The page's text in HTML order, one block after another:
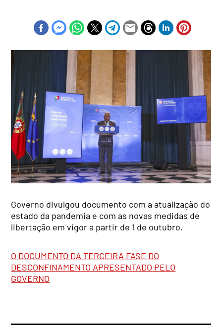
Governo divulgou documento com a atualização do
estado da pandemia e com as novas medidas de
libertação em vigor a partir de 1 de outubro.
O DOCUMENTO DA TERCEIRA FASE DO
DESCONFINAMENTO APRESENTADO PELO
GOVERNO